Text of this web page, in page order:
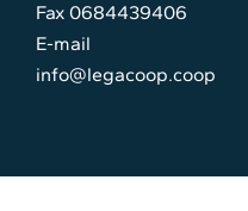
Fax 0684439406
E-mail
info@legacoop.coop